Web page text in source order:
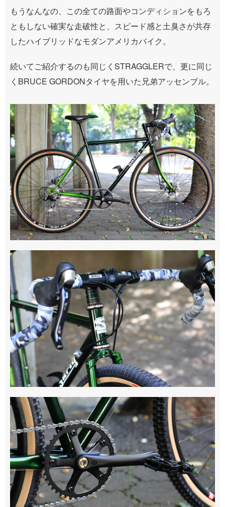
もうなんなの、この全ての路面やコンディションをもろ
ともしない確実な走破性と、スピード感と土臭さが共存
したハイブリッドなモダンアメリカバイク。
続いてご紹介するのも同じくSTRAGGLERで、更に同じ
くBRUCE GORDONタイヤを用いた兄弟アッセンブル。